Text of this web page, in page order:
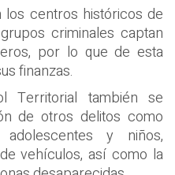
centros históricos de
criminales captan
por lo que de esta
finanzas.
Territorial también se
de otros delitos como
y niños,
vehículos, así como la